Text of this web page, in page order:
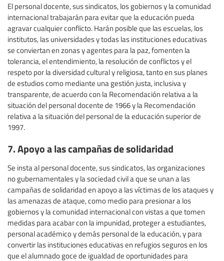
El personal docente, sus sindicatos, los gobiernos y la comunidad
internacional trabajarán para evitar que la educación pueda
agravar cualquier conflicto. Harán posible que las escuelas, los
institutos, las universidades y todas las instituciones educativas
se conviertan en zonas y agentes para la paz, fomenten la
tolerancia, el entendimiento, la resolución de conflictos y el
respeto por la diversidad cultural y religiosa, tanto en sus planes
de estudios como mediante una gestión justa, inclusiva y
transparente, de acuerdo con la Recomendación relativa a la
situación del personal docente de 1966 y la Recomendación
relativa a la situación del personal de la educación superior de
1997.
7. Apoyo a las campañas de solidaridad
Se insta al personal docente, sus sindicatos, las organizaciones
no gubernamentales y la sociedad civil a que se unan a las
campañas de solidaridad en apoyo a las víctimas de los ataques y
las amenazas de ataque, como medio para presionar a los
gobiernos y la comunidad internacional con vistas a que tomen
medidas para acabar con la impunidad, proteger a estudiantes,
personal académico y demás personal de la educación, y para
convertir las instituciones educativas en refugios seguros en los
que el alumnado goce de igualdad de oportunidades para